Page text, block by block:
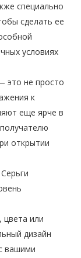
специально
сделать ее
условиях
это не просто
к
еще ярче в
открытии
цвета или
дизайн
вашими